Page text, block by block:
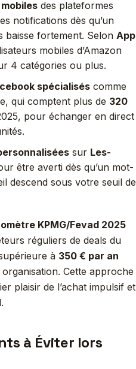
des plateformes
notifications dès qu’un
baisse fortement. Selon App
mobiles d’Amazon
4 catégories ou plus.
spécialisés comme
qui comptent plus de 320
pour échanger en direct
sur Les-
être averti dès qu’un mot-
descend sous votre seuil de
KPMG/Fevad 2025
réguliers de deals du
à 350 € par an
Cette approche
plaisir de l’achat impulsif et
à Éviter lors